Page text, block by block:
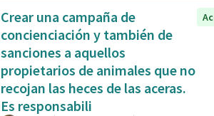
Crear una campaña de
concienciación y también de
sanciones a aquellos
propietarios de animales que no
recojan las heces de las aceras.
Es responsabili